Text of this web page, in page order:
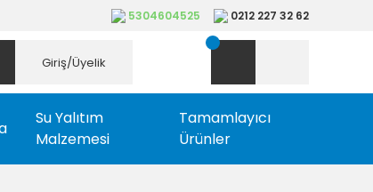
5304604525 0212 227 32 62
Giriş/Üyelik
Su Yalıtım
Malzemesi
Tamamlayıcı
Ürünler